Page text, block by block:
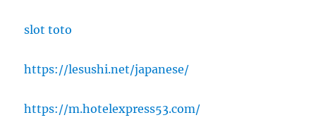
slot toto
https://lesushi.net/japanese/
https://m.hotelexpress53.com/